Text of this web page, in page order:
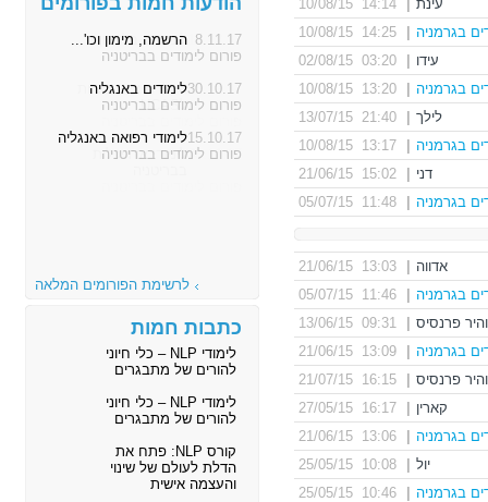
עינת
14:14 10/08/15
בגרמניה
14:25 10/08/15
עידו
03:20 02/08/15
בגרמניה
13:20 10/08/15
לילך
21:40 13/07/15
בגרמניה
13:17 10/08/15
דני
15:02 21/06/15
בגרמניה
11:48 05/07/15
אדווה
13:03 21/06/15
בגרמניה
11:46 05/07/15
פרנסיס
09:31 13/06/15
בגרמניה
13:09 21/06/15
פרנסיס
16:15 21/07/15
קארין
16:17 27/05/15
בגרמניה
13:06 21/06/15
יול
10:08 25/05/15
בגרמניה
10:46 25/05/15
8.11.17 הרשמה, מימון וכו'...
פורום לימודים בבריטניה
30.10.17לימודים באנגליה
פורום לימודים בבריטניה
15.10.17לימודי רפואה באנגליה
פורום לימודים בבריטניה
לרשימת הפורומים המלאה
כתבות חמות
לימודי NLP – כלי חיוני
להורים של מתבגרים
לימודי NLP – כלי חיוני
להורים של מתבגרים
קורס NLP: פתח את
הדלת לעולם של שינוי
והעצמה אישית